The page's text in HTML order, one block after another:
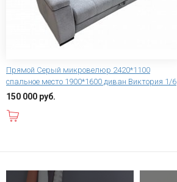
Прямой Серый микровелюр 2420*1100
спальное место 1900*1600 диван Виктория 1/6
150 000 руб.